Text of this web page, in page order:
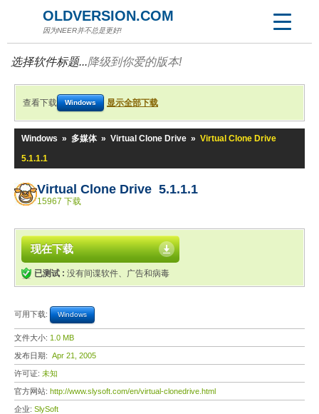
OLDVERSION.COM
因为NEER并不总是更好!
选择软件标题...降级到你爱的版本!
查看下载 Windows 显示全部下载
Windows » 多媒体 » Virtual Clone Drive » Virtual Clone Drive
5.1.1.1
Virtual Clone Drive 5.1.1.1
15967 下载
现在下载
已测试 : 没有间谍软件、广告和病毒
可用下载: Windows
文件大小: 1.0 MB
发布日期: Apr 21, 2005
许可证: 未知
官方网站: http://www.slysoft.com/en/virtual-clonedrive.html
企业: SlySoft